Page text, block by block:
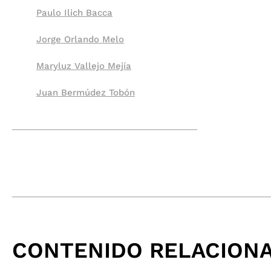
Paulo Ilich Bacca
Jorge Orlando Melo
Maryluz Vallejo Mejía
Juan Bermúdez Tobón
CONTENIDO